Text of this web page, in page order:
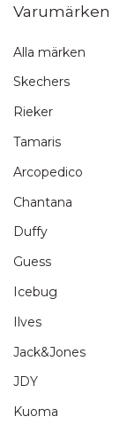
Genom att skicka
tillstånd att
webbplatser och
att inte publicera
Varumärken
Alla märken
Skechers
Rieker
Tamaris
Arcopedico
Chantana
Duffy
Guess
Icebug
Ilves
Jack&Jones
JDY
Kuoma